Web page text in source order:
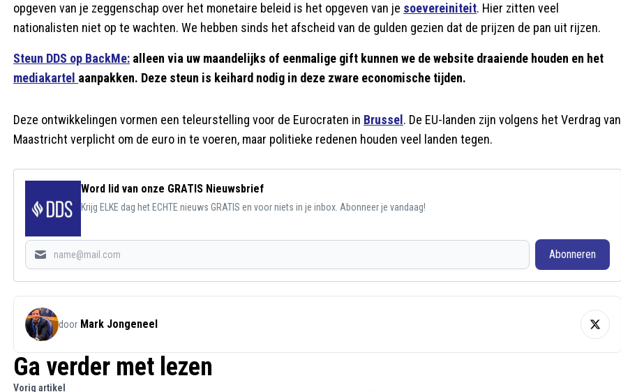
opgeven van je zeggenschap over het monetaire beleid is het opgeven van je soevereiniteit. Hier zitten veel
nationalisten niet op te wachten. We hebben sinds het afscheid van de gulden gezien dat de prijzen de pan uit rijzen.
Steun DDS op BackMe: alleen via uw maandelijks of eenmalige gift kunnen we de website draaiende houden en het
mediakartel aanpakken. Deze steun is keihard nodig in deze zware economische tijden.
Deze ontwikkelingen vormen een teleurstelling voor de Eurocraten in Brussel . De EU-landen zijn volgens het Verdrag van
Maastricht verplicht om de euro in te voeren, maar politieke redenen houden veel landen tegen.
Word lid van onze GRATIS Nieuwsbrief
Krijg ELKE dag het ECHTE nieuws GRATIS en voor niets in je inbox. Abonneer je vandaag!
Abonneren
door Mark Jongeneel
Ga verder met lezen
Vorig artikel